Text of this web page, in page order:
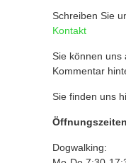
Schreiben Sie
Kontakt
Sie können uns
Kommentar
Sie finden uns
Dogwalking: